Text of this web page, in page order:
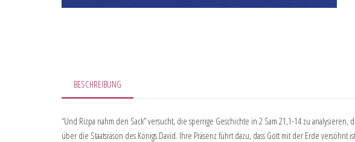
BESCHREIBUNG
“Und Rizpa nahm den Sack” versucht, die sperrige Geschichte in 2 Sam 21,1-14 zu
über die Staatsräson des Königs David. Ihre Präsenz führt dazu, dass Gott mit der Erde versöhnt